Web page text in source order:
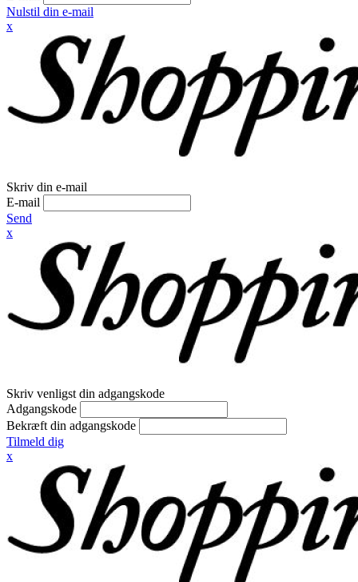
Nulstil din e-mail
x
Skriv din e-mail
E-mail
Send
x
Skriv venligst din adgangskode
Adgangskode
Bekræft din adgangskode
Tilmeld dig
x